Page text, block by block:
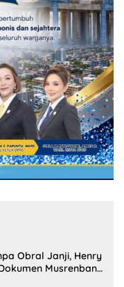
Obral Janji, Henry
Musrenbang